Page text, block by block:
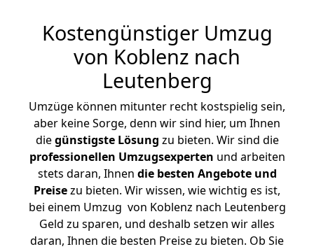
Kostengünstiger Umzug
von Koblenz nach
Leutenberg
Umzüge können mitunter recht kostspielig sein,
aber keine Sorge, denn wir sind hier, um Ihnen
diegünstigste Lösung zu bieten. Wir sind die
professionellen Umzugsexperten und arbeiten
stets daran, Ihnen die besten Angebote und
Preisezu bieten. Wir wissen, wie wichtig es ist,
bei einem Umzug von Koblenz nach Leutenberg
Geld zu sparen, und deshalb setzen wir alles
daran, Ihnen die besten Preise zu bieten. Ob Sie